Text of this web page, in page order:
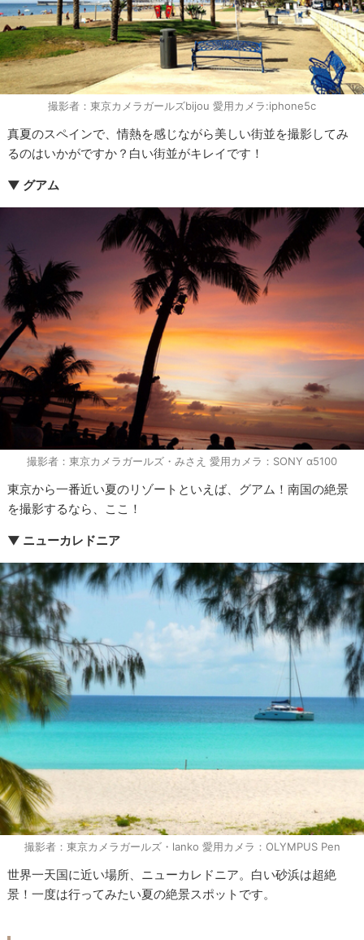
撮影者：東京カメラガールズbijou 愛用カメラ:iphone5c
真夏のスペインで、情熱を感じながら美しい街並を撮影してみ
るのはいかがですか？白い街並がキレイです！
▼ グアム
撮影者：東京カメラガールズ・みさえ 愛用カメラ：SONY α5100
東京から一番近い夏のリゾートといえば、グアム！南国の絶景
を撮影するなら、ここ！
▼ ニューカレドニア
撮影者：東京カメラガールズ・lanko 愛用カメラ：OLYMPUS Pen
世界一天国に近い場所、ニューカレドニア。白い砂浜は超絶
景！一度は行ってみたい夏の絶景スポットです。